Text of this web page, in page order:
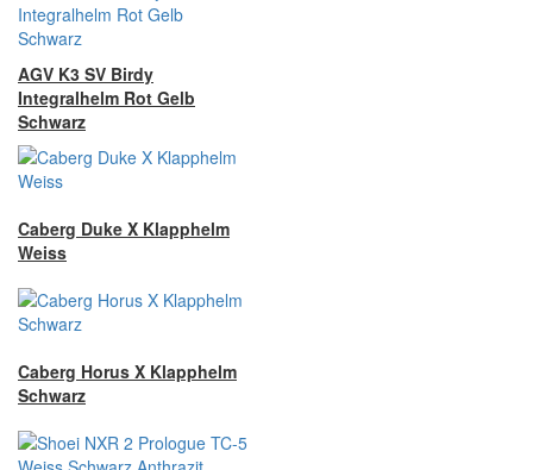
AGV K3 SV Birdy
Integralhelm Rot Gelb
Schwarz
Caberg Duke X Klapphelm
Weiss
Caberg Horus X Klapphelm
Schwarz